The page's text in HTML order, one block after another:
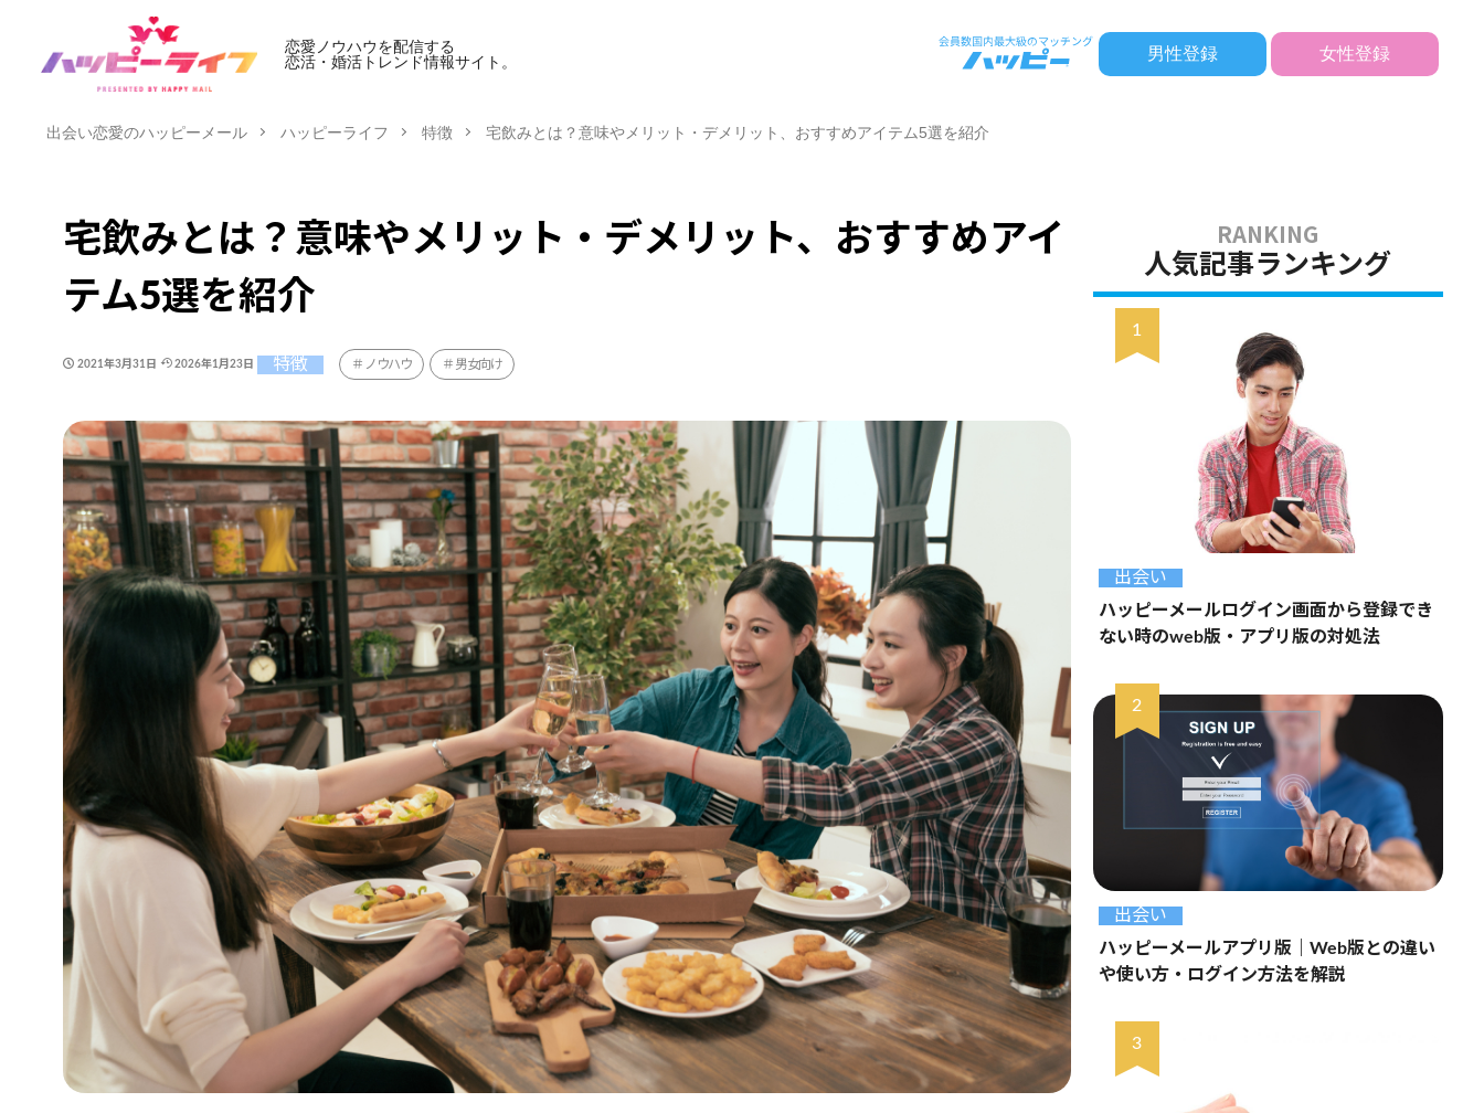
恋愛ノウハウを配信する
恋活・婚活トレンド情報サイト。
男性登録 女性登録
出会い恋愛のハッピーメール ハッピーライフ 特徴 宅飲みとは？意味やメリット・デメリット、おすすめアイテム5選を紹介
宅飲みとは？意味やメリット・デメリット、おすすめアイ
テム5選を紹介
2021年3月31日 2026年1月23日 特徴 ノウハウ 男女向け
人気記事ランキング
出会い
ハッピーメールログイン画面から登録でき
ない時のweb版・アプリ版の対処法
出会い
ハッピーメールアプリ版｜Web版との違い
や使い方・ログイン方法を解説